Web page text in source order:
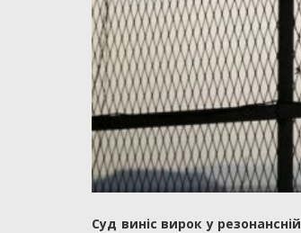
Суд виніс вирок у